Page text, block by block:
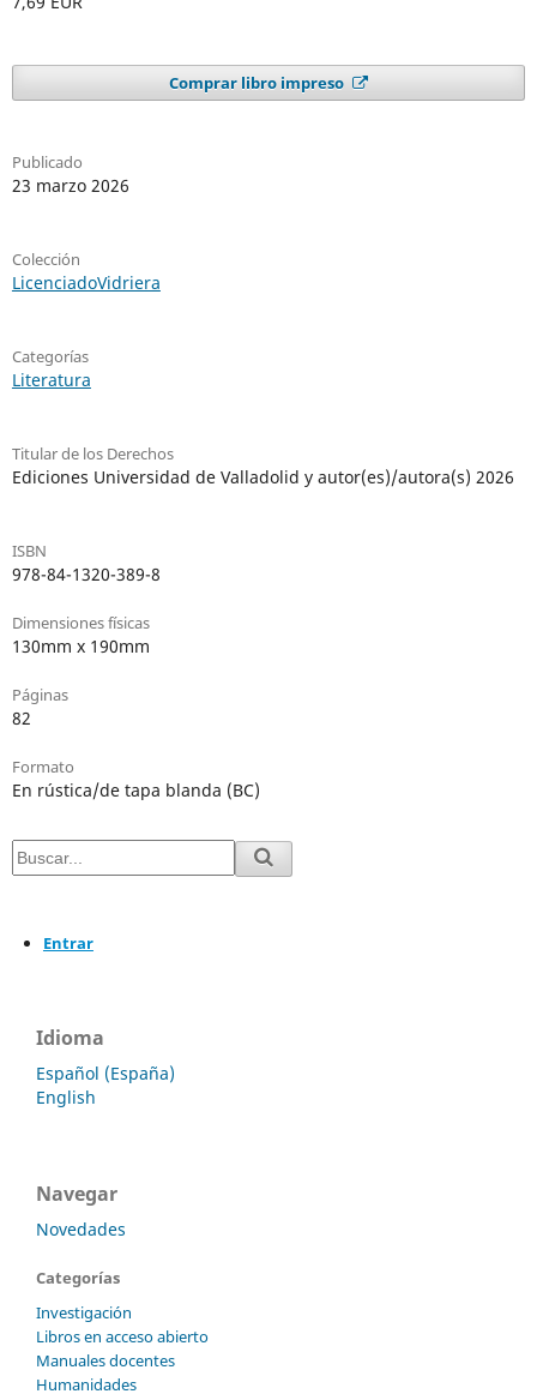
Comprar libro impreso
Publicado
23 marzo 2026
Colección
LicenciadoVidriera
Categorías
Literatura
Titular de los Derechos
Ediciones Universidad de Valladolid y autor(es)/autora(s) 2026
ISBN
978-84-1320-389-8
Dimensiones físicas
130mm x 190mm
Páginas
82
Formato
En rústica/de tapa blanda (BC)
Entrar
Idioma
Español (España)
English
Navegar
Novedades
Categorías
Investigación
Libros en acceso abierto
Manuales docentes
Humanidades